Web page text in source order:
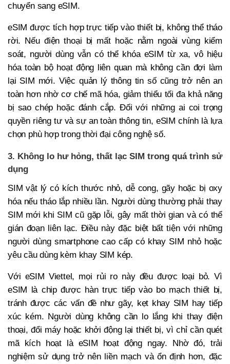
chuyển sang eSIM.
eSIM được tích hợp trực tiếp vào thiết bị, không thể tháo
rời. Nếu điện thoại bị mất hoặc nằm ngoài vùng kiểm
soát, người dùng vẫn có thể khóa eSIM từ xa, vô hiệu
hóa toàn bộ hoạt động liên quan mà không cần đợi làm
lại SIM mới. Việc quản lý thông tin số cũng trở nên an
toàn hơn nhờ cơ chế mã hóa, giảm thiểu tối đa khả năng
bị sao chép hoặc đánh cắp. Đối với những ai coi trọng
quyền riêng tư và sự an toàn thông tin, eSIM chính là lựa
chọn phù hợp trong thời đại công nghệ số.
3. Không lo hư hỏng, thất lạc SIM trong quá trình sử
dụng
SIM vật lý có kích thước nhỏ, dễ cong, gãy hoặc bị oxy
hóa nếu tháo lắp nhiều lần. Người dùng thường phải thay
SIM mới khi SIM cũ gặp lỗi, gây mất thời gian và có thể
gián đoạn liên lạc. Điều này đặc biệt bất tiện với những
người dùng smartphone cao cấp có khay SIM nhỏ hoặc
yêu cầu dùng kèm khay SIM kép.
Với eSIM Viettel, mọi rủi ro này đều được loại bỏ. Vì
eSIM là chip được hàn trực tiếp vào bo mạch thiết bị,
tránh được các vấn đề như gãy, kẹt khay SIM hay tiếp
xúc kém. Người dùng không cần lo lắng khi thay điện
thoại, đổi máy hoặc khởi động lại thiết bị, vì chỉ cần quét
mã kích hoạt là eSIM hoạt động ngay. Nhờ đó, trải
nghiệm sử dụng trở nên liền mạch và ổn định hơn, đặc